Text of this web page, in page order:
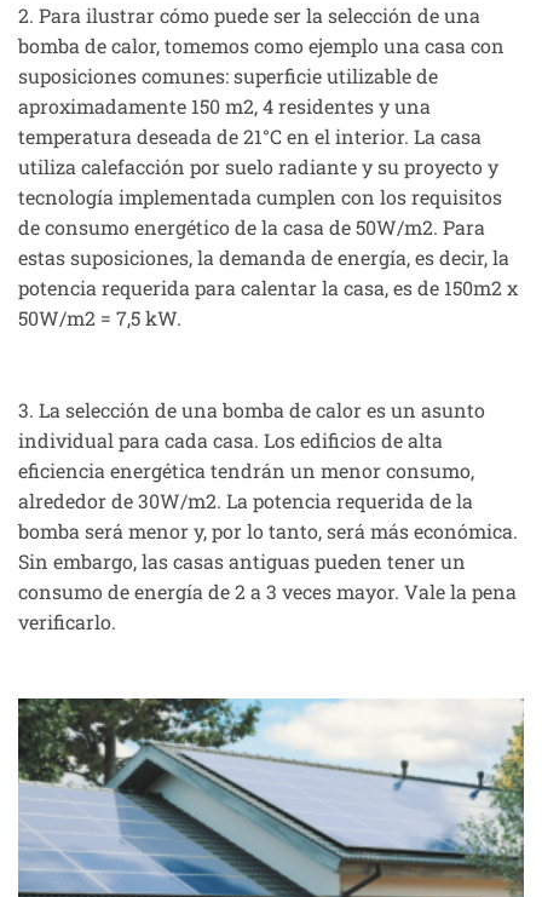
2. Para ilustrar cómo puede ser la selección de una
bomba de calor, tomemos como ejemplo una casa con
suposiciones comunes: superficie utilizable de
aproximadamente 150 m2, 4 residentes y una
temperatura deseada de 21°C en el interior. La casa
utiliza calefacción por suelo radiante y su proyecto y
tecnología implementada cumplen con los requisitos
de consumo energético de la casa de 50W/m2. Para
estas suposiciones, la demanda de energía, es decir, la
potencia requerida para calentar la casa, es de 150m2 x
50W/m2 = 7,5 kW.
3. La selección de una bomba de calor es un asunto
individual para cada casa. Los edificios de alta
eficiencia energética tendrán un menor consumo,
alrededor de 30W/m2. La potencia requerida de la
bomba será menor y, por lo tanto, será más económica.
Sin embargo, las casas antiguas pueden tener un
consumo de energía de 2 a 3 veces mayor. Vale la pena
verificarlo.